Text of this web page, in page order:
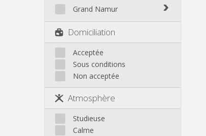
Bomel-Heuvy
Citadelle / La Plante
Herbatte / Moulin à vent
Jambes
Salzinnes / Bas prés
Sources / St Servais / Trois
Grand Namur
Champion
Flawinne
Malonne
Montagne
Velaine
Autres
Domiciliation
Acceptée
Sous conditions
Non acceptée
Atmosphère
Studieuse
Calme